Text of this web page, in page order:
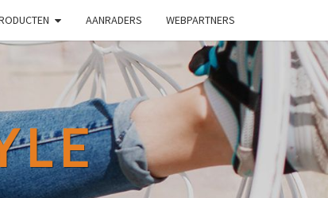
AANRADERS WEBPARTNERS